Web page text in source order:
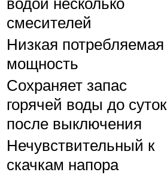
смесителей
Низкая потребляемая
мощность
Сохраняет запас
горячей воды до суток
после выключения
Нечувствительный к
скачкам напора